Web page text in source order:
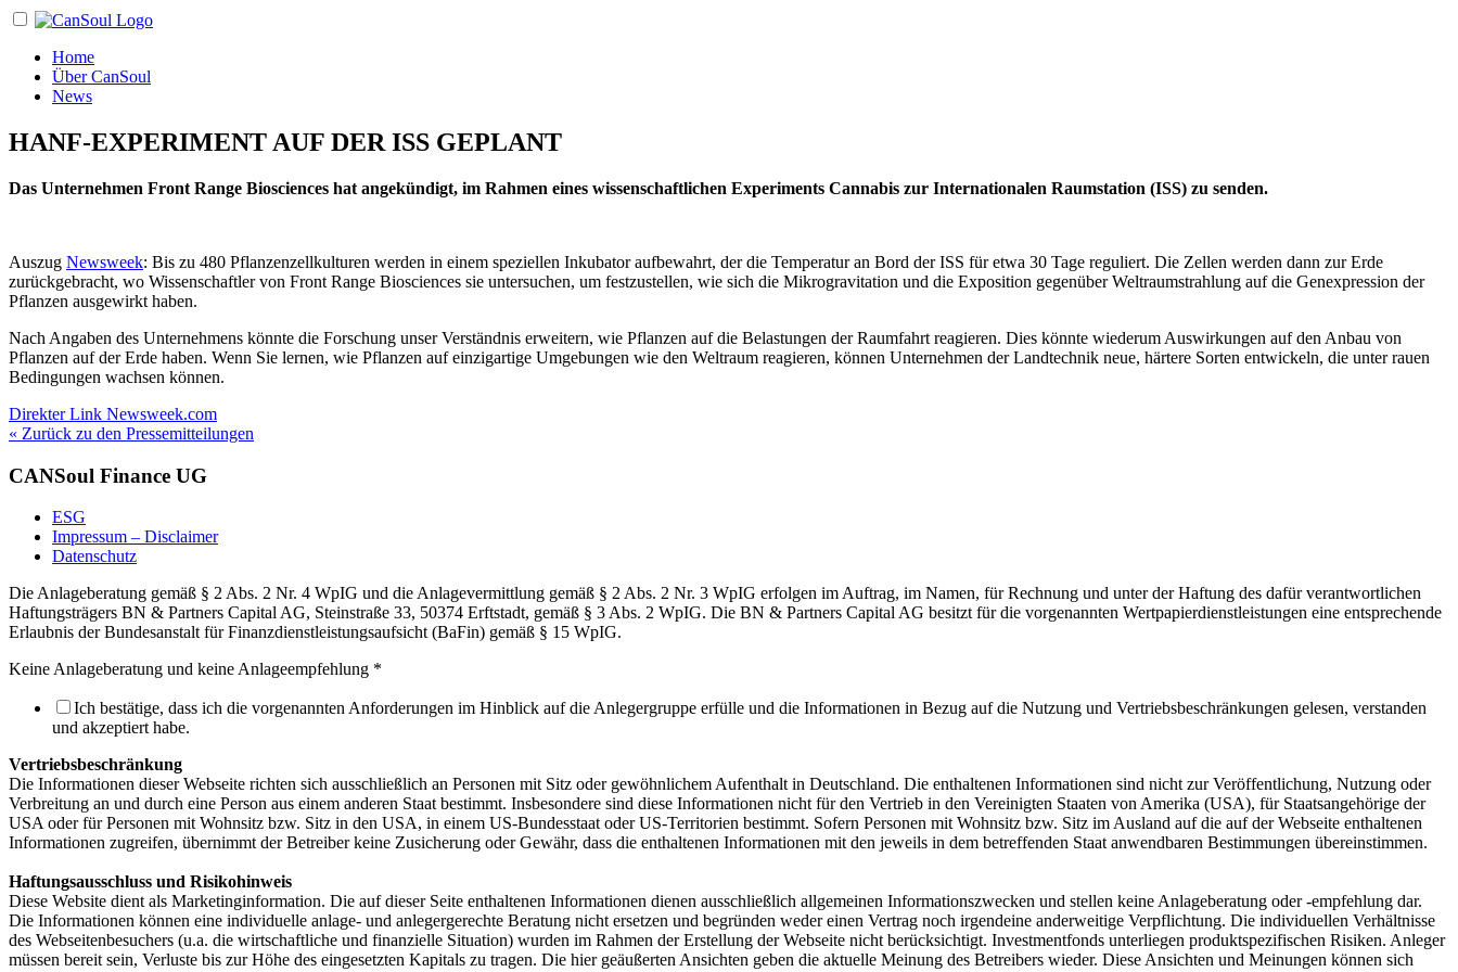
Home
Über CanSoul
News
HANF-EXPERIMENT AUF DER ISS GEPLANT
Das Unternehmen Front Range Biosciences hat angekündigt, im Rahmen eines wissenschaftlichen Experiments Cannabis zur Internationalen Raumstation (ISS) zu senden.
Auszug Newsweek: Bis zu 480 Pflanzenzellkulturen werden in einem speziellen Inkubator aufbewahrt, der die Temperatur an Bord der ISS für etwa 30 Tage reguliert. Die Zellen werden dann zur Erde
zurückgebracht, wo Wissenschaftler von Front Range Biosciences sie untersuchen, um festzustellen, wie sich die Mikrogravitation und die Exposition gegenüber Weltraumstrahlung auf die Genexpression der
Pflanzen ausgewirkt haben.
Nach Angaben des Unternehmens könnte die Forschung unser Verständnis erweitern, wie Pflanzen auf die Belastungen der Raumfahrt reagieren. Dies könnte wiederum Auswirkungen auf den Anbau von
Pflanzen auf der Erde haben. Wenn Sie lernen, wie Pflanzen auf einzigartige Umgebungen wie den Weltraum reagieren, können Unternehmen der Landtechnik neue, härtere Sorten entwickeln, die unter rauen
Bedingungen wachsen können.
Direkter Link Newsweek.com
« Zurück zu den Pressemitteilungen
CANSoul Finance UG
ESG
Impressum – Disclaimer
Datenschutz
Die Anlageberatung gemäß § 2 Abs. 2 Nr. 4 WpIG und die Anlagevermittlung gemäß § 2 Abs. 2 Nr. 3 WpIG erfolgen im Auftrag, im Namen, für Rechnung und unter der Haftung des dafür verantwortlichen
Haftungsträgers BN & Partners Capital AG, Steinstraße 33, 50374 Erftstadt, gemäß § 3 Abs. 2 WpIG. Die BN & Partners Capital AG besitzt für die vorgenannten Wertpapierdienstleistungen eine entsprechende
Erlaubnis der Bundesanstalt für Finanzdienstleistungsaufsicht (BaFin) gemäß § 15 WpIG.
Keine Anlageberatung und keine Anlageempfehlung *
Ich bestätige, dass ich die vorgenannten Anforderungen im Hinblick auf die Anlegergruppe erfülle und die Informationen in Bezug auf die Nutzung und Vertriebsbeschränkungen gelesen, verstanden
und akzeptiert habe.
Vertriebsbeschränkung
Die Informationen dieser Webseite richten sich ausschließlich an Personen mit Sitz oder gewöhnlichem Aufenthalt in Deutschland. Die enthaltenen Informationen sind nicht zur Veröffentlichung, Nutzung oder
Verbreitung an und durch eine Person aus einem anderen Staat bestimmt. Insbesondere sind diese Informationen nicht für den Vertrieb in den Vereinigten Staaten von Amerika (USA), für Staatsangehörige der
USA oder für Personen mit Wohnsitz bzw. Sitz in den USA, in einem US-Bundesstaat oder US-Territorien bestimmt. Sofern Personen mit Wohnsitz bzw. Sitz im Ausland auf die auf der Webseite enthaltenen
Informationen zugreifen, übernimmt der Betreiber keine Zusicherung oder Gewähr, dass die enthaltenen Informationen mit den jeweils in dem betreffenden Staat anwendbaren Bestimmungen übereinstimmen.
Haftungsausschluss und Risikohinweis
Diese Website dient als Marketinginformation. Die auf dieser Seite enthaltenen Informationen dienen ausschließlich allgemeinen Informationszwecken und stellen keine Anlageberatung oder -empfehlung dar.
Die Informationen können eine individuelle anlage- und anlegergerechte Beratung nicht ersetzen und begründen weder einen Vertrag noch irgendeine anderweitige Verpflichtung. Die individuellen Verhältnisse
des Webseitenbesuchers (u.a. die wirtschaftliche und finanzielle Situation) wurden im Rahmen der Erstellung der Webseite nicht berücksichtigt. Investmentfonds unterliegen produktspezifischen Risiken. Anleger
müssen bereit sein, Verluste bis zur Höhe des eingesetzten Kapitals zu tragen. Die hier geäußerten Ansichten geben die aktuelle Meinung des Betreibers wieder. Diese Ansichten und Meinungen können sich